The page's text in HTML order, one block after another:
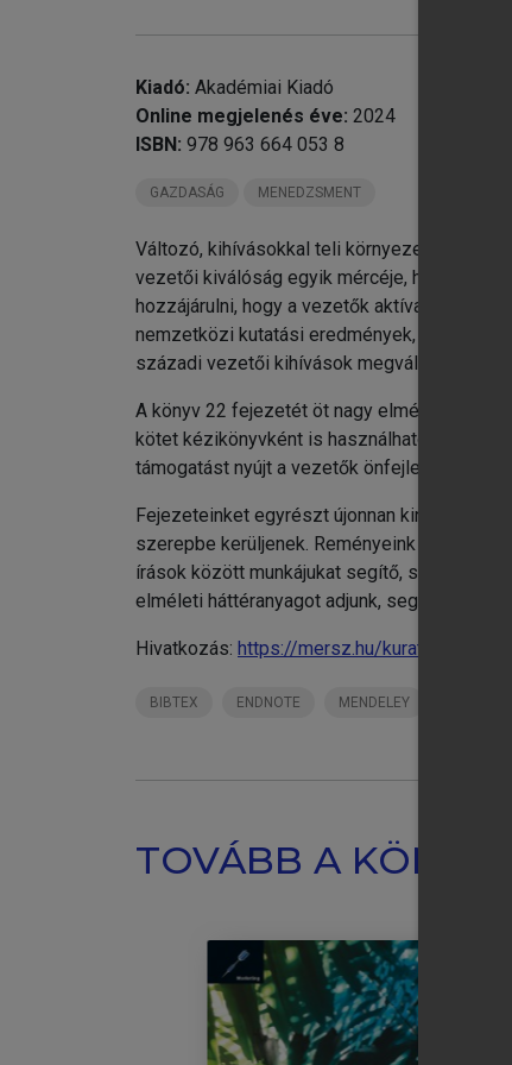
Kiadó: Akadémiai Kiadó
Online megjelenés éve: 2024
ISBN: 978 963 664 053 8
GAZDASÁG MENEDZSMENT
Változó, kihívásokkal teli környezetben a
vezetői kiválóság egyik mércéje, hogy
hozzájárulni, hogy a vezetők aktívan és
nemzetközi kutatási eredmények, trendek
századi vezetői kihívások
A könyv 22 fejezetét öt nagy elméleti
kötet kézikönyvként is használható,
támogatást nyújt a vezetők önfejlesztéséhez.
Fejezeteinket egyrészt újonnan kinevezett
szerepbe kerüljenek. Reményeink szerint
írások között munkájukat segítő,
elméleti háttéranyagot adjunk, segítve az
Hivatkozás: https://mersz.hu/kurath-banyai-
BIBTEX ENDNOTE MENDELEY
TOVÁBB A